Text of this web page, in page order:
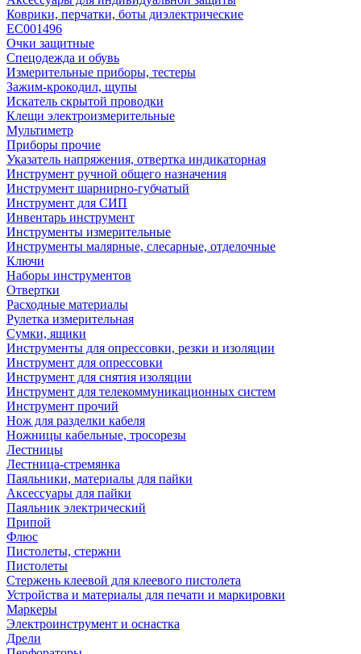
Коврики, перчатки, боты диэлектрические
EC001496
Очки защитные
Спецодежда и обувь
Измерительные приборы, тестеры
Зажим-крокодил, щупы
Искатель скрытой проводки
Клещи электроизмерительные
Мультиметр
Приборы прочие
Указатель напряжения, отвертка индикаторная
Инструмент ручной общего назначения
Инструмент шарнирно-губчатый
Инструмент для СИП
Инвентарь инструмент
Инструменты измерительные
Инструменты малярные, слесарные, отделочные
Ключи
Наборы инструментов
Отвертки
Расходные материалы
Рулетка измерительная
Сумки, ящики
Инструменты для опрессовки, резки и изоляции
Инструмент для опрессовки
Инструмент для снятия изоляции
Инструмент для телекоммуникационных систем
Инструмент прочий
Нож для разделки кабеля
Ножницы кабельные, тросорезы
Лестницы
Лестница-стремянка
Паяльники, материалы для пайки
Аксессуары для пайки
Паяльник электрический
Припой
Флюс
Пистолеты, стержни
Пистолеты
Стержень клеевой для клеевого пистолета
Устройства и материалы для печати и маркировки
Маркеры
Электроинструмент и оснастка
Дрели